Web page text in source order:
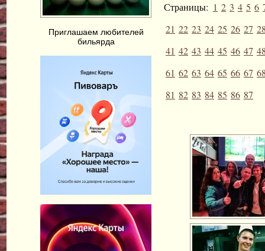
Приглашаем любителей
бильярда
Страницы: 1 2 3 4 5 6
21 22 23 24 25 26 27
41 42 43 44 45 46 47
61 62 63 64 65 66 67
81 82 83 84 85 86 87